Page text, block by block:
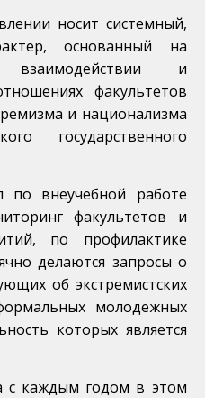
носит системный,
основанный на
взаимодействии и
факультетов
и национализма
государственного
по внеучебной работе
факультетов и
по профилактике
делаются запросы о
об экстремистских
молодежных
которых является
с каждым годом в этом